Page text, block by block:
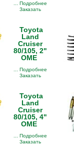
... Подробнее
Заказать
Toyota
Land
Cruiser
80/105, 2"
OME
... Подробнее
Заказать
Toyota
Land
Cruiser
80/105, 4"
OME
... Подробнее
Заказать